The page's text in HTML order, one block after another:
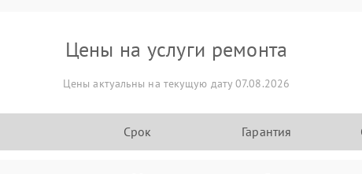
Цены на услуги ремонта
Цены актуальны на текущую дату 07.08.2026
Срок Гарантия